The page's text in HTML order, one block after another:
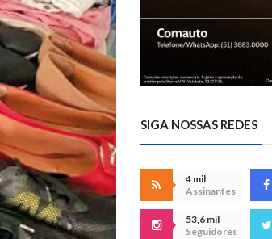
SIGA NOSSAS REDES
4 mil
Assinantes
53,6 mil
Seguidores